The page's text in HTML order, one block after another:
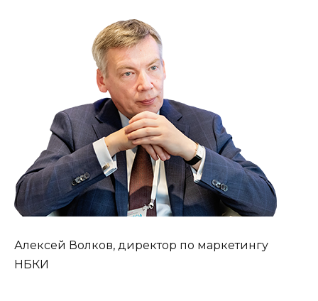
Алексей Волков, директор по маркетингу
НБКИ